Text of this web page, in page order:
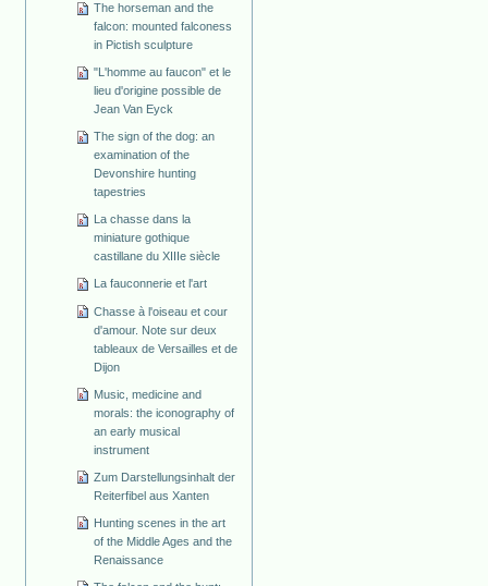
The horseman and the
falcon: mounted falconess
in Pictish sculpture
"L'homme au faucon" et le
lieu d'origine possible de
Jean Van Eyck
The sign of the dog: an
examination of the
Devonshire hunting
tapestries
La chasse dans la
miniature gothique
castillane du XIIIe siècle
La fauconnerie et l'art
Chasse à l'oiseau et cour
d'amour. Note sur deux
tableaux de Versailles et de
Dijon
Music, medicine and
morals: the iconography of
an early musical
instrument
Zum Darstellungsinhalt der
Reiterfibel aus Xanten
Hunting scenes in the art
of the Middle Ages and the
Renaissance